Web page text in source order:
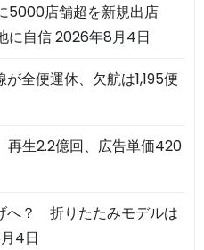
5000店舗超を新規出店
に自信2026年8月4日
全便運休、欠航は1,195便
生2.2億回、広告単価420
へ？ 折りたたみモデルは
4日